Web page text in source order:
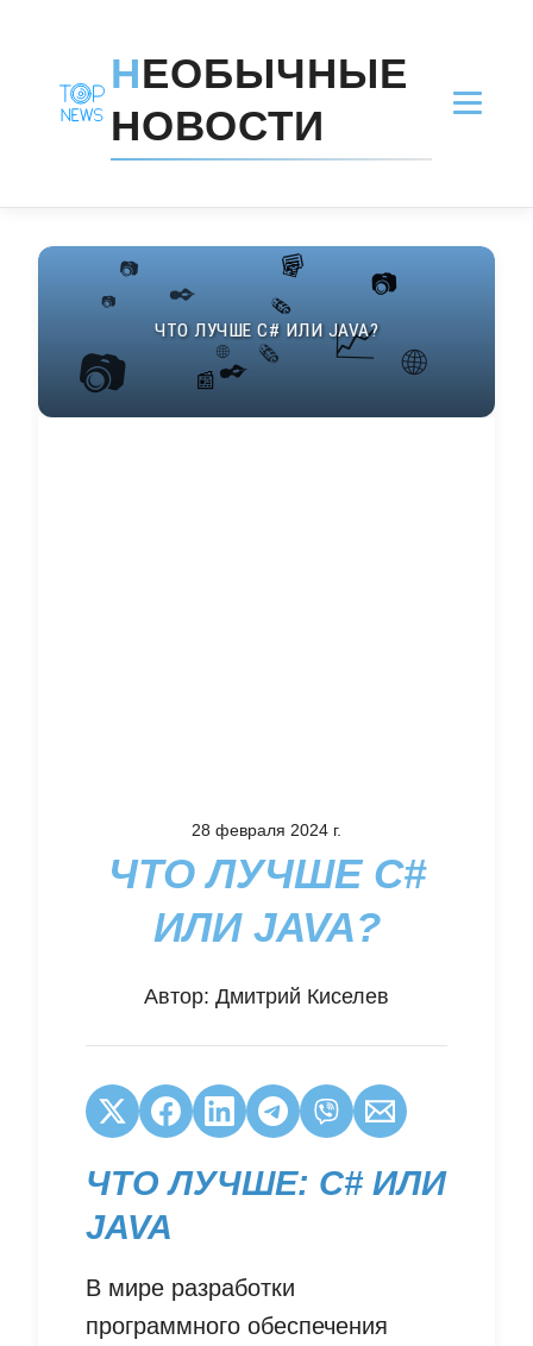
НЕОБЫЧНЫЕ
НОВОСТИ
28 февраля 2024 г.
ЧТО ЛУЧШЕ C#
ИЛИ JAVA?
Автор: Дмитрий Киселев
ЧТО ЛУЧШЕ: C# ИЛИ
JAVA
В мире разработки
программного обеспечения